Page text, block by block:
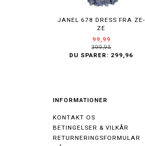
JANEL 678 DRESS FRA ZE-
ZE
99,99
399,95
DU SPARER: 299,96
INFORMATIONER
KONTAKT OS
BETINGELSER & VILKÅR
RETURNERINGSFORMULAR